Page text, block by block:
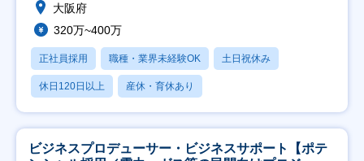
大阪府
320万~400万
正社員採用 職種・業界未経験OK 土日祝休み
休日120日以上 産休・育休あり
ビジネスプロデューサー・ビジネスサポート【ポテ